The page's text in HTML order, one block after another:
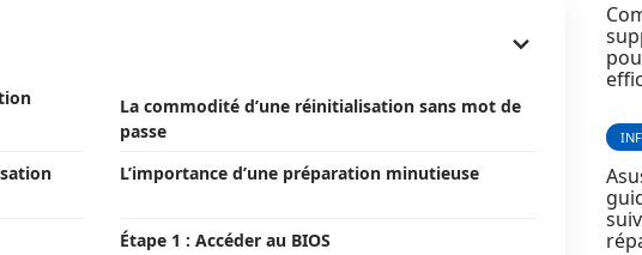
La commodité d’une réinitialisation sans mot de
passe
L’importance d’une préparation minutieuse
Étape 1 : Accéder au BIOS